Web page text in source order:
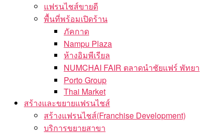
แฟรนไชส์ขายดี
พื้นที่พร้อมเปิดร้าน
ภัคกาด
Nampu Plaza
ห้างอิมพีเรียล
NUMCHAI FAIR ตลาดนำชัยแฟร์ พัทยา
Porto Group
Thai Market
สร้างและขยายแฟรนไชส์
สร้างแฟรนไชส์(Franchise Development)
บริการขยายสาขา